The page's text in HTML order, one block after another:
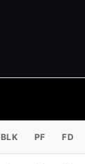
BLK PF FD